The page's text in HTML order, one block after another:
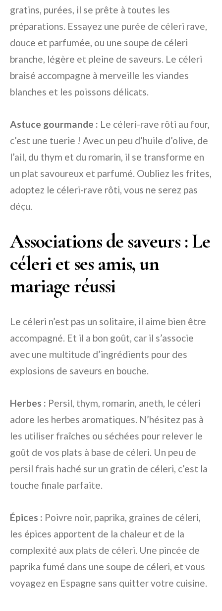
gratins, purées, il se prête à toutes les
préparations. Essayez une purée de céleri rave,
douce et parfumée, ou une soupe de céleri
branche, légère et pleine de saveurs. Le céleri
braisé accompagne à merveille les viandes
blanches et les poissons délicats.
Astuce gourmande : Le céleri-rave rôti au four,
c’est une tuerie ! Avec un peu d’huile d’olive, de
l’ail, du thym et du romarin, il se transforme en
un plat savoureux et parfumé. Oubliez les frites,
adoptez le céleri-rave rôti, vous ne serez pas
déçu.
Associations de saveurs : Le
céleri et ses amis, un
mariage réussi
Le céleri n’est pas un solitaire, il aime bien être
accompagné. Et il a bon goût, car il s’associe
avec une multitude d’ingrédients pour des
explosions de saveurs en bouche.
Herbes : Persil, thym, romarin, aneth, le céleri
adore les herbes aromatiques. N’hésitez pas à
les utiliser fraîches ou séchées pour relever le
goût de vos plats à base de céleri. Un peu de
persil frais haché sur un gratin de céleri, c’est la
touche finale parfaite.
Épices : Poivre noir, paprika, graines de céleri,
les épices apportent de la chaleur et de la
complexité aux plats de céleri. Une pincée de
paprika fumé dans une soupe de céleri, et vous
voyagez en Espagne sans quitter votre cuisine.